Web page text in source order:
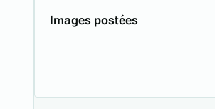
Images postées